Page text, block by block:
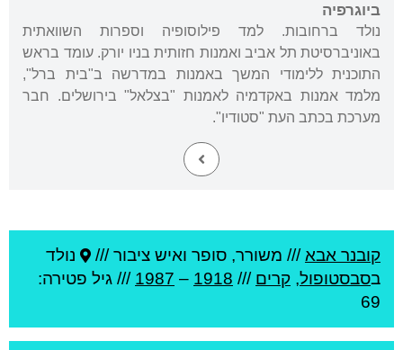
ביוגרפיה
נולד ברחובות. למד פילוסופיה וספרות השוואתית
באוניברסיטת תל אביב ואמנות חזותית בניו יורק. עומד בראש
התוכנית ללימודי המשך באמנות במדרשה ב"בית ברל",
מלמד אמנות באקדמיה לאמנות "בצלאל" בירושלים. חבר
מערכת בכתב העת "סטודיו".
קובנר אבא /// משורר, סופר ואיש ציבור ///
נולד
בסבסטופול, קרים ///
1918
–
1987 /// גיל פטירה:
69